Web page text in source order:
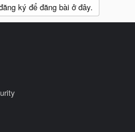
ký để đăng bài ở đây.